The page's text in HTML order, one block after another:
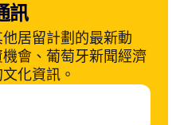
訊
居留計劃的最新動
會、葡萄牙新聞經濟
化資訊。